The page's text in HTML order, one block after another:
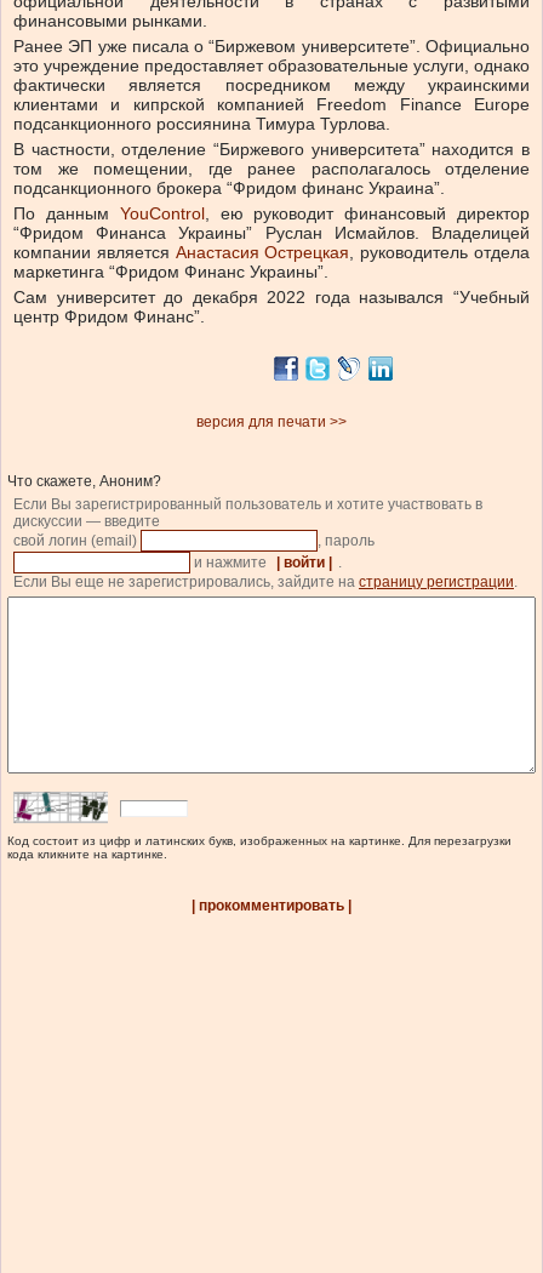
финансовыми рынками.
Ранее ЭП уже писала о “Биржевом университете”. Официально
это учреждение предоставляет образовательные услуги, однако
фактически является посредником между украинскими
клиентами и кипрской компанией Freedom Finance Europe
подсанкционного россиянина Тимура Турлова.
В частности, отделение “Биржевого университета” находится в
том же помещении, где ранее располагалось отделение
подсанкционного брокера “Фридом финанс Украина”.
По данным YouControl, ею руководит финансовый директор
“Фридом Финанса Украины” Руслан Исмайлов. Владелицей
компании является Анастасия Острецкая, руководитель отдела
маркетинга “Фридом Финанс Украины”.
Сам университет до декабря 2022 года назывался “Учебный
центр Фридом Финанс”.
версия для печати >>
Что скажете, Аноним?
Если Вы зарегистрированный пользователь и хотите участвовать в
дискуссии — введите
свой логин (email)
, пароль
и нажмите
| войти |
.
Если Вы еще не зарегистрировались, зайдите на страницу регистрации.
Код состоит из цифр и латинских букв, изображенных на картинке. Для перезагрузки
кода кликните на картинке.
| прокомментировать |